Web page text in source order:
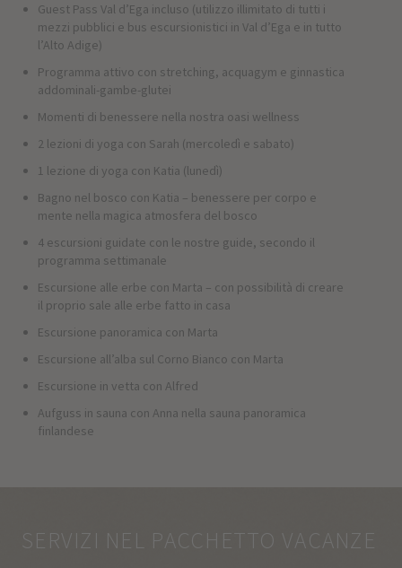
Guest Pass Val d’Ega incluso (utilizzo illimitato di tutti i
mezzi pubblici e bus escursionistici in Val d’Ega e in tutto
l’Alto Adige)
Programma attivo con stretching, acquagym e ginnastica
addominali-gambe-glutei
Momenti di benessere nella nostra oasi wellness
2 lezioni di yoga con Sarah (mercoledì e sabato)
1 lezione di yoga con Katia (lunedì)
Bagno nel bosco con Katia – benessere per corpo e
mente nella magica atmosfera del bosco
4 escursioni guidate con le nostre guide, secondo il
programma settimanale
Escursione alle erbe con Marta – con possibilità di creare
il proprio sale alle erbe fatto in casa
Escursione panoramica con Marta
Escursione all’alba sul Corno Bianco con Marta
Escursione in vetta con Alfred
Aufguss in sauna con Anna nella sauna panoramica
finlandese
SERVIZI NEL PACCHETTO VACANZE